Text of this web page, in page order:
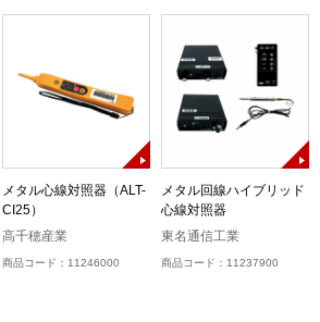
メタル心線対照器（ALT-
CI25）
高千穂産業
商品コード：11246000
メタル回線ハイブリッド
心線対照器
東名通信工業
商品コード：11237900